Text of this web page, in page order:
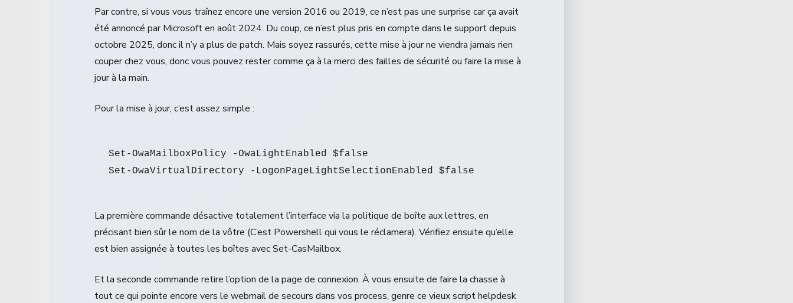
Par contre, si vous vous traînez encore une version 2016 ou 2019, ce n’est pas une surprise car ça avait
été annoncé par Microsoft en août 2024. Du coup, ce n’est plus pris en compte dans le support depuis
octobre 2025, donc il n’y a plus de patch. Mais soyez rassurés, cette mise à jour ne viendra jamais rien
couper chez vous, donc vous pouvez rester comme ça à la merci des failles de sécurité ou faire la mise à
jour à la main.
Pour la mise à jour, c’est assez simple :
Set-OwaMailboxPolicy -OwaLightEnabled $false
La première commande désactive totalement l’interface via la politique de boîte aux lettres, en
précisant bien sûr le nom de la vôtre (C’est Powershell qui vous le réclamera). Vérifiez ensuite qu’elle
est bien assignée à toutes les boîtes avec Set-CasMailbox.
Et la seconde commande retire l’option de la page de connexion. À vous ensuite de faire la chasse à
tout ce qui pointe encore vers le webmail de secours dans vos process, genre ce vieux script helpdesk